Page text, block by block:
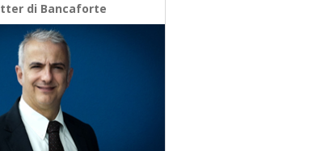
di Bancaforte